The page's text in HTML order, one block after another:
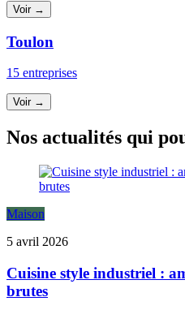
Voir →
Toulon
15 entreprises
Voir →
Nos actualités qui
Maison
5 avril 2026
Cuisine style industriel :
brutes